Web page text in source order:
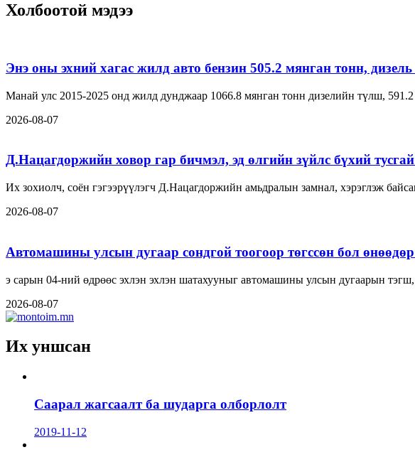
Холбоотой мэдээ
Энэ оны эхний хагас жилд авто бензин 505.2 мянган тонн,
Манай улс 2015-2025 онд жилд дунджаар 1066.8 мянган тонн дизелийн түлш, 591.2
2026-08-07
Д.Нацагдоржийн ховор гар бичмэл, эд өлгийн зүйлс бүхий тусгай
Их зохиолч, соён гэгээрүүлэгч Д.Нацагдоржийн амьдралын замнал, хэрэглэж
2026-08-07
Автомашины улсын дугаар сондгой тоогоор төгссөн бол
э сарын 04-ний өдрөөс эхлэн эхлэн шатахууныг автомашины улсын дугаарын
2026-08-07
Их уншсан
Саарал жагсаалт ба шударга олборлолт
2019-11-12